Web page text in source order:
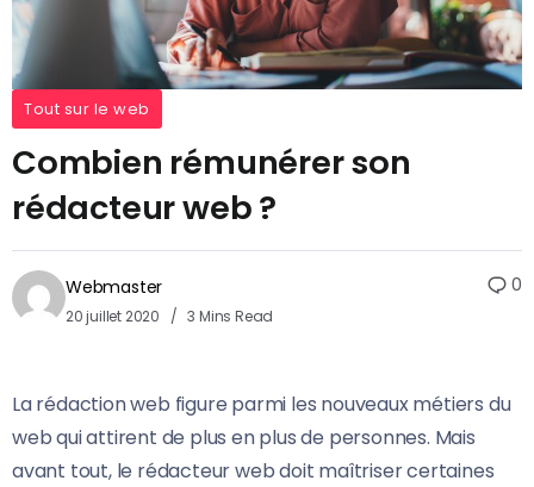
Tout sur le web
Combien rémunérer son
rédacteur web ?
Webmaster
20 juillet 2020 3 Mins Read
0
La rédaction web figure parmi les nouveaux métiers du
web qui attirent de plus en plus de personnes. Mais
avant tout, le rédacteur web doit maîtriser certaines